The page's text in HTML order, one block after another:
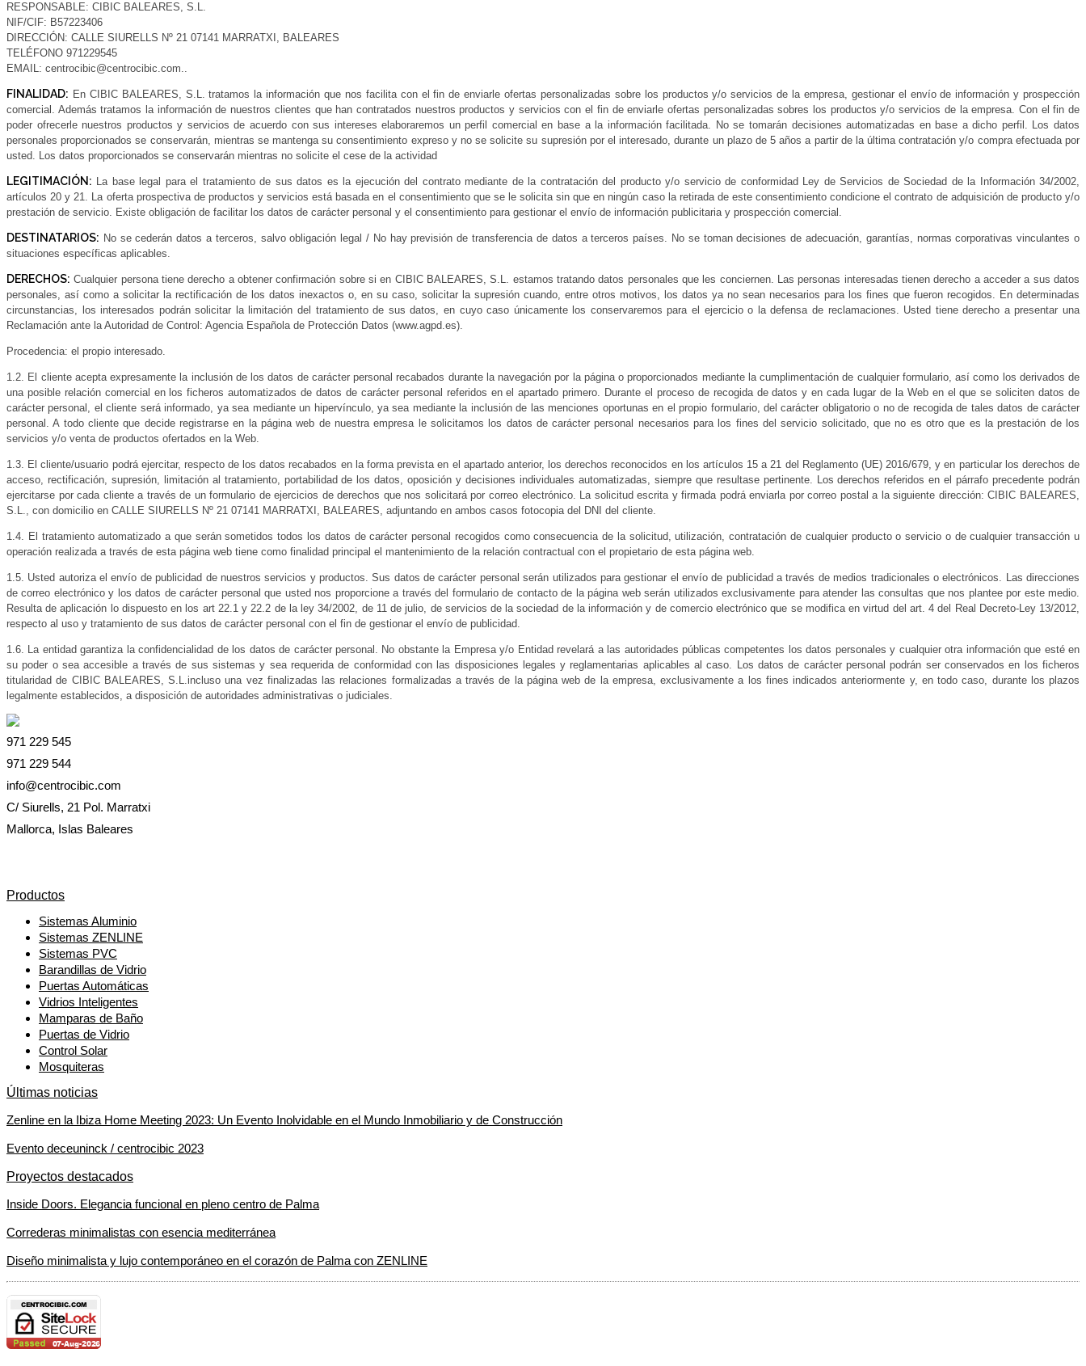
RESPONSABLE: CIBIC BALEARES, S.L.
NIF/CIF: B57223406
DIRECCIÓN: CALLE SIURELLS Nº 21 07141 MARRATXI, BALEARES
TELÉFONO 971229545
EMAIL: centrocibic@centrocibic.com..
FINALIDAD: En CIBIC BALEARES, S.L. tratamos la información que nos facilita con el fin de enviarle ofertas personalizadas sobre los productos y/o servicios de la empresa, gestionar el envío de información y prospección
comercial. Además tratamos la información de nuestros clientes que han contratados nuestros productos y servicios con el fin de enviarle ofertas personalizadas sobres los productos y/o servicios de la empresa. Con el fin de
poder ofrecerle nuestros productos y servicios de acuerdo con sus intereses elaboraremos un perfil comercial en base a la información facilitada. No se tomarán decisiones automatizadas en base a dicho perfil. Los datos
personales proporcionados se conservarán, mientras se mantenga su consentimiento expreso y no se solicite su supresión por el interesado, durante un plazo de 5 años a partir de la última contratación y/o compra efectuada por
usted. Los datos proporcionados se conservarán mientras no solicite el cese de la actividad
LEGITIMACIÓN: La base legal para el tratamiento de sus datos es la ejecución del contrato mediante de la contratación del producto y/o servicio de conformidad Ley de Servicios de Sociedad de la Información 34/2002,
artículos 20 y 21. La oferta prospectiva de productos y servicios está basada en el consentimiento que se le solicita sin que en ningún caso la retirada de este consentimiento condicione el contrato de adquisición de producto y/o
prestación de servicio. Existe obligación de facilitar los datos de carácter personal y el consentimiento para gestionar el envío de información publicitaria y prospección comercial.
DESTINATARIOS: No se cederán datos a terceros, salvo obligación legal / No hay previsión de transferencia de datos a terceros países. No se toman decisiones de adecuación, garantías, normas corporativas vinculantes o
situaciones específicas aplicables.
DERECHOS: Cualquier persona tiene derecho a obtener confirmación sobre si en CIBIC BALEARES, S.L. estamos tratando datos personales que les conciernen. Las personas interesadas tienen derecho a acceder a sus datos
personales, así como a solicitar la rectificación de los datos inexactos o, en su caso, solicitar la supresión cuando, entre otros motivos, los datos ya no sean necesarios para los fines que fueron recogidos. En determinadas
circunstancias, los interesados podrán solicitar la limitación del tratamiento de sus datos, en cuyo caso únicamente los conservaremos para el ejercicio o la defensa de reclamaciones. Usted tiene derecho a presentar una
Reclamación ante la Autoridad de Control: Agencia Española de Protección Datos (www.agpd.es).
Procedencia: el propio interesado.
1.2. El cliente acepta expresamente la inclusión de los datos de carácter personal recabados durante la navegación por la página o proporcionados mediante la cumplimentación de cualquier formulario, así como los derivados de
una posible relación comercial en los ficheros automatizados de datos de carácter personal referidos en el apartado primero. Durante el proceso de recogida de datos y en cada lugar de la Web en el que se soliciten datos de
carácter personal, el cliente será informado, ya sea mediante un hipervínculo, ya sea mediante la inclusión de las menciones oportunas en el propio formulario, del carácter obligatorio o no de recogida de tales datos de carácter
personal. A todo cliente que decide registrarse en la página web de nuestra empresa le solicitamos los datos de carácter personal necesarios para los fines del servicio solicitado, que no es otro que es la prestación de los
servicios y/o venta de productos ofertados en la Web.
1.3. El cliente/usuario podrá ejercitar, respecto de los datos recabados en la forma prevista en el apartado anterior, los derechos reconocidos en los artículos 15 a 21 del Reglamento (UE) 2016/679, y en particular los derechos de
acceso, rectificación, supresión, limitación al tratamiento, portabilidad de los datos, oposición y decisiones individuales automatizadas, siempre que resultase pertinente. Los derechos referidos en el párrafo precedente podrán
ejercitarse por cada cliente a través de un formulario de ejercicios de derechos que nos solicitará por correo electrónico. La solicitud escrita y firmada podrá enviarla por correo postal a la siguiente dirección: CIBIC BALEARES,
S.L., con domicilio en CALLE SIURELLS Nº 21 07141 MARRATXI, BALEARES, adjuntando en ambos casos fotocopia del DNI del cliente.
1.4. El tratamiento automatizado a que serán sometidos todos los datos de carácter personal recogidos como consecuencia de la solicitud, utilización, contratación de cualquier producto o servicio o de cualquier transacción u
operación realizada a través de esta página web tiene como finalidad principal el mantenimiento de la relación contractual con el propietario de esta página web.
1.5. Usted autoriza el envío de publicidad de nuestros servicios y productos. Sus datos de carácter personal serán utilizados para gestionar el envío de publicidad a través de medios tradicionales o electrónicos. Las direcciones
de correo electrónico y los datos de carácter personal que usted nos proporcione a través del formulario de contacto de la página web serán utilizados exclusivamente para atender las consultas que nos plantee por este medio.
Resulta de aplicación lo dispuesto en los art 22.1 y 22.2 de la ley 34/2002, de 11 de julio, de servicios de la sociedad de la información y de comercio electrónico que se modifica en virtud del art. 4 del Real Decreto-Ley 13/2012,
respecto al uso y tratamiento de sus datos de carácter personal con el fin de gestionar el envío de publicidad.
1.6. La entidad garantiza la confidencialidad de los datos de carácter personal. No obstante la Empresa y/o Entidad revelará a las autoridades públicas competentes los datos personales y cualquier otra información que esté en
su poder o sea accesible a través de sus sistemas y sea requerida de conformidad con las disposiciones legales y reglamentarias aplicables al caso. Los datos de carácter personal podrán ser conservados en los ficheros
titularidad de CIBIC BALEARES, S.L.incluso una vez finalizadas las relaciones formalizadas a través de la página web de la empresa, exclusivamente a los fines indicados anteriormente y, en todo caso, durante los plazos
legalmente establecidos, a disposición de autoridades administrativas o judiciales.
971 229 545
971 229 544
info@centrocibic.com
C/ Siurells, 21 Pol. Marratxi
Mallorca, Islas Baleares
Productos
Sistemas Aluminio
Sistemas ZENLINE
Sistemas PVC
Barandillas de Vidrio
Puertas Automáticas
Vidrios Inteligentes
Mamparas de Baño
Puertas de Vidrio
Control Solar
Mosquiteras
Últimas noticias
Zenline en la Ibiza Home Meeting 2023: Un Evento Inolvidable en el Mundo Inmobiliario y de Construcción
Evento deceuninck / centrocibic 2023
Proyectos destacados
Inside Doors. Elegancia funcional en pleno centro de Palma
Correderas minimalistas con esencia mediterránea
Diseño minimalista y lujo contemporáneo en el corazón de Palma con ZENLINE